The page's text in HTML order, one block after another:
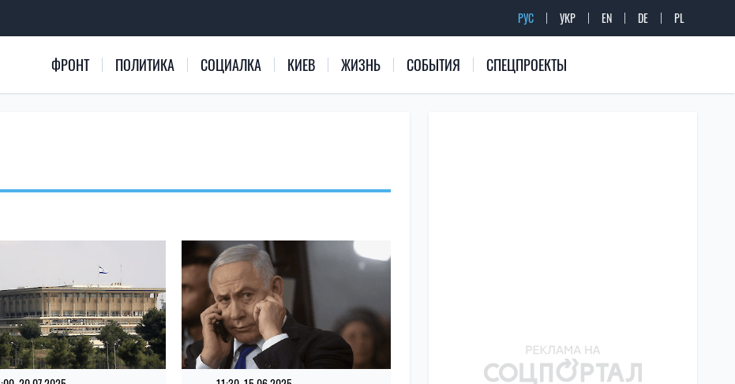
РУС УКР EN DE PL
ФРОНТ ПОЛИТИКА СОЦИАЛКА КИЕВ ЖИЗНЬ СОБЫТИЯ СПЕЦПРОЕКТЫ